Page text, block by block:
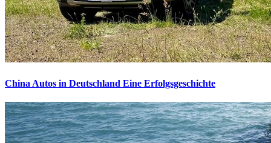
China Autos in Deutschland Eine Erfolgsgeschichte